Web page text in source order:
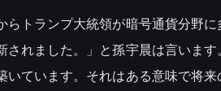
らトランプ大統領が暗号通貨分野
されました。」と孫宇晨は言いま
いています。それはある意味で将